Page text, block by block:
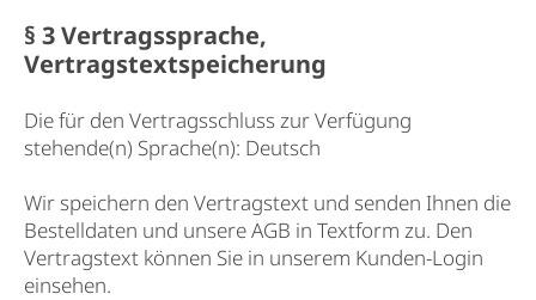
§ 3 Vertragssprache,
Vertragstextspeicherung
Die für den Vertragsschluss zur Verfügung
stehende(n) Sprache(n): Deutsch
Wir speichern den Vertragstext und senden Ihnen die
Bestelldaten und unsere AGB in Textform zu. Den
Vertragstext können Sie in unserem Kunden-Login
einsehen.